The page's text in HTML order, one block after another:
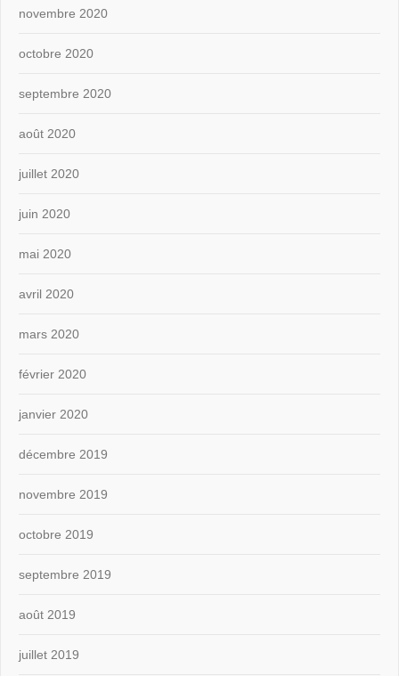
novembre 2020
octobre 2020
septembre 2020
août 2020
juillet 2020
juin 2020
mai 2020
avril 2020
mars 2020
février 2020
janvier 2020
décembre 2019
novembre 2019
octobre 2019
septembre 2019
août 2019
juillet 2019